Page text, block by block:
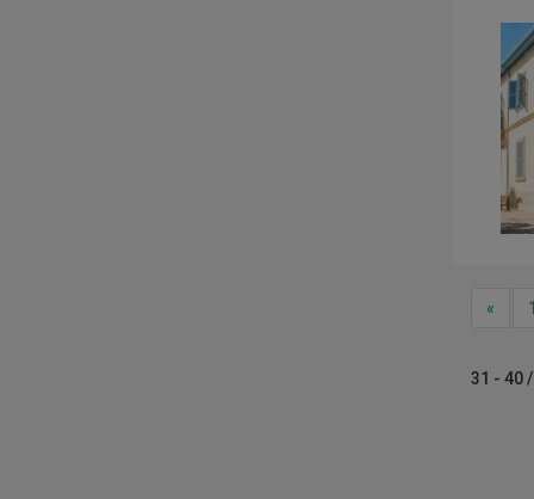
« 1
31 - 40